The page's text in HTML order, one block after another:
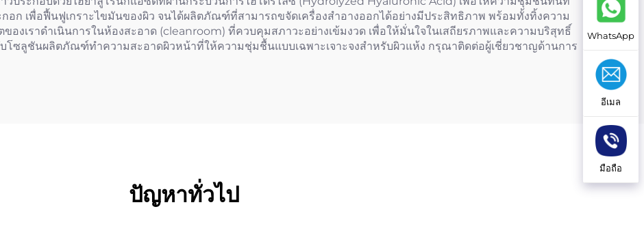
อก เพื่อฟื้นฟูเกราะไขมันของผิว จนได้ผลิตภัณฑ์ที่สามารถขจัดเครื่องสำอางออกได้อย่างมีประสิทธิภาพ พร้อมทั้งทิ้งความ
องเราดำเนินการในห้องสะอาด (cleanroom) ที่ควบคุมสภาวะอย่างเข้มงวด เพื่อให้มั่นใจในเสถียรภาพและความบริสุทธิ์
โซลูชันผลิตภัณฑ์ทำความสะอาดผิวหน้าที่ให้ความชุ่มชื้นแบบเฉพาะเจาะจงสำหรับผิวแห้ง กรุณาติดต่อผู้เชี่ยวชาญด้านการ
ปัญหาทั่วไป
WhatsApp
อีเมล
มือถือ